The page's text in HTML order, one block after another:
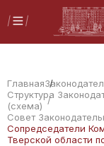
Главная
Структура
(схема)
Совет
Сопредседатели
Тверской области